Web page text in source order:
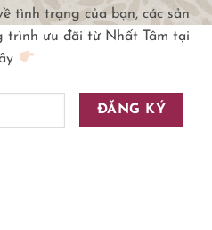
tình trạng của bạn, các sản
trình ưu đãi từ Nhất Tâm tại